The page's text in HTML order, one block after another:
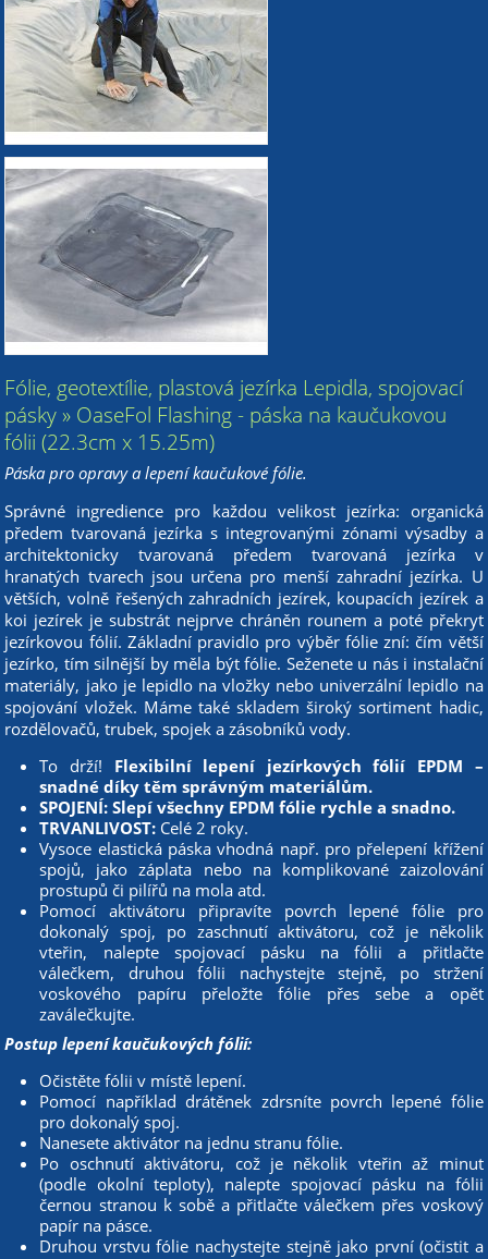
Fólie, geotextílie, plastová jezírka Lepidla, spojovací
pásky » OaseFol Flashing - páska na kaučukovou
fólii (22.3cm x 15.25m)
Páska pro opravy a lepení kaučukové fólie.
Správné ingredience pro každou velikost jezírka: organická
předem tvarovaná jezírka s integrovanými zónami výsadby a
architektonicky tvarovaná předem tvarovaná jezírka v
hranatých tvarech jsou určena pro menší zahradní jezírka. U
větších, volně řešených zahradních jezírek, koupacích jezírek a
koi jezírek je substrát nejprve chráněn rounem a poté překryt
jezírkovou fólií. Základní pravidlo pro výběr fólie zní: čím větší
jezírko, tím silnější by měla být fólie. Seženete u nás i instalační
materiály, jako je lepidlo na vložky nebo univerzální lepidlo na
spojování vložek. Máme také skladem široký sortiment hadic,
rozdělovačů, trubek, spojek a zásobníků vody.
To drží! Flexibilní lepení jezírkových fólií EPDM –
snadné díky těm správným materiálům.
SPOJENÍ: Slepí všechny EPDM fólie rychle a snadno.
TRVANLIVOST: Celé 2 roky.
Vysoce elastická páska vhodná např. pro přelepení křížení
spojů, jako záplata nebo na komplikované zaizolování
prostupů či pilířů na mola atd.
Pomocí aktivátoru připravíte povrch lepené fólie pro
dokonalý spoj, po zaschnutí aktivátoru, což je několik
vteřin, nalepte spojovací pásku na fólii a přitlačte
válečkem, druhou fólii nachystejte stejně, po stržení
voskového papíru přeložte fólie přes sebe a opět
zaválečkujte.
Postup lepení kaučukových fólií:
Očistěte fólii v místě lepení.
Pomocí například drátěnek zdrsníte povrch lepené fólie
pro dokonalý spoj.
Nanesete aktivátor na jednu stranu fólie.
Po oschnutí aktivátoru, což je několik vteřin až minut
(podle okolní teploty), nalepte spojovací pásku na fólii
černou stranou k sobě a přitlačte válečkem přes voskový
papír na pásce.
Druhou vrstvu fólie nachystejte stejně jako první (očistit a